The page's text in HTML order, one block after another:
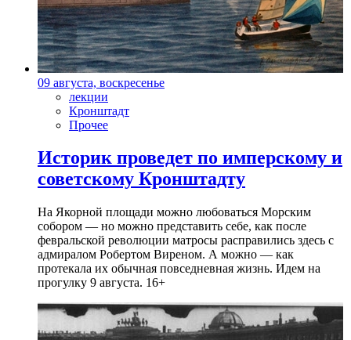
09 августа, воскресенье
лекции
Кронштадт
Прочее
Историк проведет по имперскому и
советскому Кронштадту
На Якорной площади можно любоваться Морским
собором — но можно представить себе, как после
февральской революции матросы расправились здесь с
адмиралом Робертом Виреном. А можно — как
протекала их обычная повседневная жизнь. Идем на
прогулку 9 августа. 16+